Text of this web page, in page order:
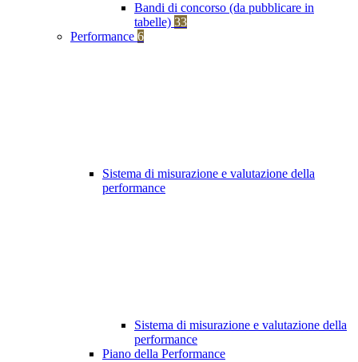
Bandi di concorso (da pubblicare in
tabelle) 33
Performance 6
Sistema di misurazione e valutazione della
performance
Sistema di misurazione e valutazione della
performance
Piano della Performance